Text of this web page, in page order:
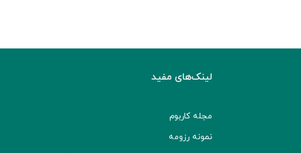
لینک‌های مفید
مجله کاربوم
نمونه رزومه